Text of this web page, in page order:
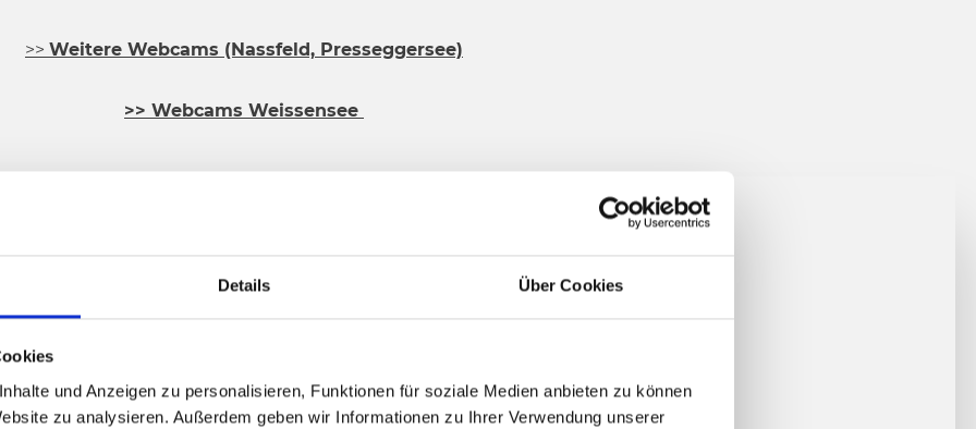
Details Über Cookies
und Anzeigen zu personalisieren, Funktionen für soziale Medien anbieten zu können
zu analysieren. Außerdem geben wir Informationen zu Ihrer Verwendung unserer
>> Weitere Webcams (Nassfeld, Presseggersee)
>> Webcams Weissensee